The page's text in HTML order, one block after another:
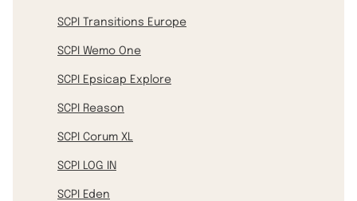
SCPI Transitions Europe
SCPI Wemo One
SCPI Epsicap Explore
SCPI Reason
SCPI Corum XL
SCPI LOG IN
SCPI Eden